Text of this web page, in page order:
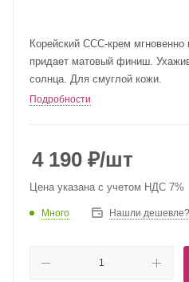
Корейский CCC-крем
придает матовый финиш.
солнца. Для смуглой кожи.
Подробности
4 190 ₽/шт
Цена указана с учетом НДС 7%
Много Нашли дешевле?